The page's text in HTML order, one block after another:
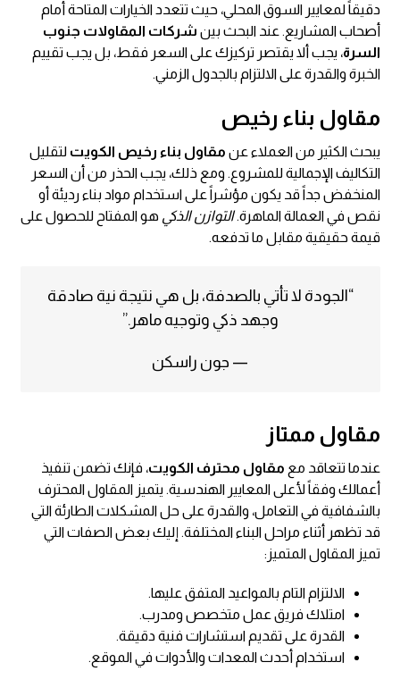
دقيقاً لمعايير السوق المحلي، حيث تتعدد الخيارات المتاحة أمام
أصحاب المشاريع. عند البحث بين شركات المقاولات جنوب
السرة، يجب ألا يقتصر تركيزك على السعر فقط، بل يجب تقييم
الخبرة والقدرة على الالتزام بالجدول الزمني.
مقاول بناء رخيص
يبحث الكثير من العملاء عن مقاول بناء رخيص الكويت لتقليل
التكاليف الإجمالية للمشروع. ومع ذلك، يجب الحذر من أن السعر
المنخفض جداً قد يكون مؤشراً على استخدام مواد بناء رديئة أو
نقص في العمالة الماهرة.التوازن الذكي هو المفتاح للحصول على
قيمة حقيقية مقابل ما تدفعه.
“الجودة لا تأتي بالصدفة، بل هي نتيجة نية صادقة
وجهد ذكي وتوجيه ماهر.”
— جون راسكن
مقاول ممتاز
عندما تتعاقد مع مقاول محترف الكويت، فإنك تضمن تنفيذ
أعمالك وفقاً لأعلى المعايير الهندسية. يتميز المقاول المحترف
بالشفافية في التعامل، والقدرة على حل المشكلات الطارئة التي
قد تظهر أثناء مراحل البناء المختلفة. إليك بعض الصفات التي
تميز المقاول المتميز:
الالتزام التام بالمواعيد المتفق عليها.
امتلاك فريق عمل متخصص ومدرب.
القدرة على تقديم استشارات فنية دقيقة.
استخدام أحدث المعدات والأدوات في الموقع.